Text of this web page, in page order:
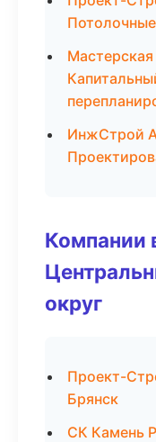
ИнжСтрой
Компании
округ
Проект-
Брянск
СК Камень